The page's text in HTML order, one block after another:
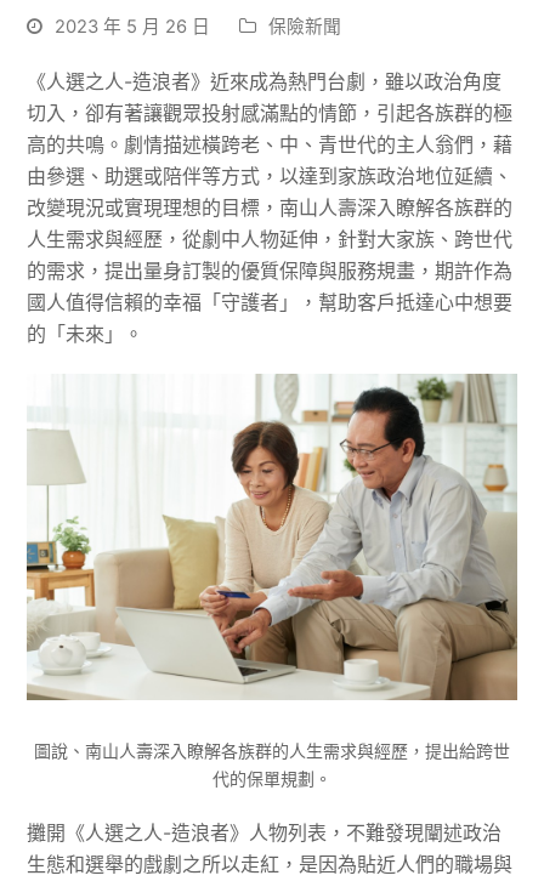
2023 年 5 月 26 日 保險新聞
《人選之人-造浪者》近來成為熱門台劇，雖以政治角度
切入，卻有著讓觀眾投射感滿點的情節，引起各族群的極
高的共鳴。劇情描述橫跨老、中、青世代的主人翁們，藉
由參選、助選或陪伴等方式，以達到家族政治地位延續、
改變現況或實現理想的目標，南山人壽深入瞭解各族群的
人生需求與經歷，從劇中人物延伸，針對大家族、跨世代
的需求，提出量身訂製的優質保障與服務規畫，期許作為
國人值得信賴的幸福「守護者」，幫助客戶抵達心中想要
的「未來」。
圖說、南山人壽深入瞭解各族群的人生需求與經歷，提出給跨世
代的保單規劃。
攤開《人選之人-造浪者》人物列表，不難發現闡述政治
生態和選舉的戲劇之所以走紅，是因為貼近人們的職場與